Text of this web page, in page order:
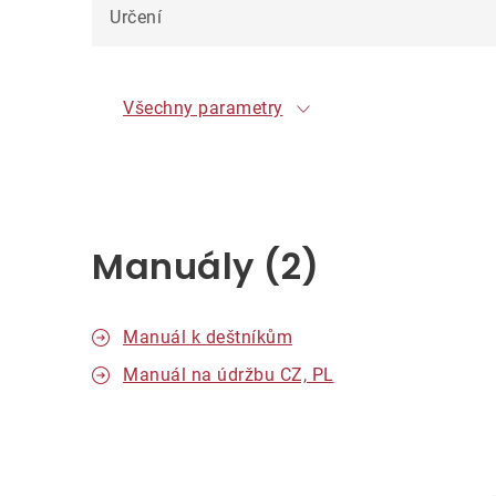
Určení
Všechny parametry
Manuály (2)
Manuál k deštníkům
Manuál na údržbu CZ, PL